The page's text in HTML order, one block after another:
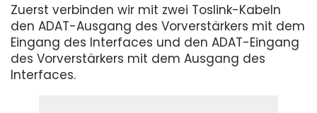
Zuerst verbinden wir mit zwei Toslink-Kabeln
den ADAT-Ausgang des Vorverstärkers mit dem
Eingang des Interfaces und den ADAT-Eingang
des Vorverstärkers mit dem Ausgang des
Interfaces.